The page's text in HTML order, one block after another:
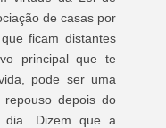
de casas por
ficam distantes
principal que te
pode ser uma
depois do
dia. Dizem que a